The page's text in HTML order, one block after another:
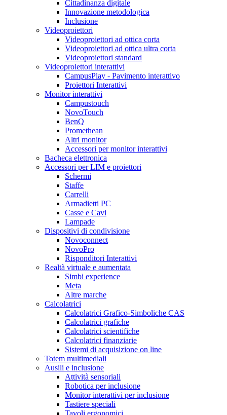
Cittadinanza digitale
Innovazione metodologica
Inclusione
Videoproiettori
Videoproiettori ad ottica corta
Videoproiettori ad ottica ultra corta
Videoproiettori standard
Videoproiettori interattivi
CampusPlay - Pavimento interattivo
Proiettori Interattivi
Monitor interattivi
Campustouch
NovoTouch
BenQ
Promethean
Altri monitor
Accessori per monitor interattivi
Bacheca elettronica
Accessori per LIM e proiettori
Schermi
Staffe
Carrelli
Armadietti PC
Casse e Cavi
Lampade
Dispositivi di condivisione
Novoconnect
NovoPro
Risponditori Interattivi
Realtà virtuale e aumentata
Simbi experience
Meta
Altre marche
Calcolatrici
Calcolatrici Grafico-Simboliche CAS
Calcolatrici grafiche
Calcolatrici scientifiche
Calcolatrici finanziarie
Sistemi di acquisizione on line
Totem multimediali
Ausili e inclusione
Attività sensoriali
Robotica per inclusione
Monitor interattivi per inclusione
Tastiere speciali
Tavoli ergonomici